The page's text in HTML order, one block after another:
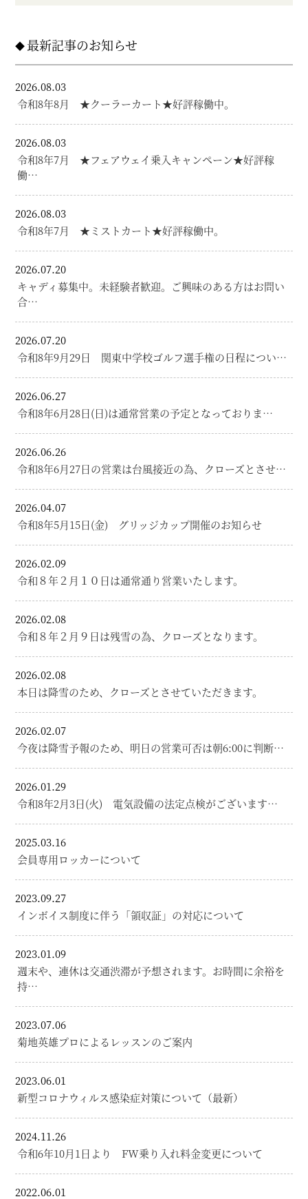
最新記事のお知らせ
2026.08.03
令和8年8月 ★クーラーカート★好評稼働中。
2026.08.03
令和8年7月 ★フェアウェイ乗入キャンペーン★好評稼
働…
2026.08.03
令和8年7月 ★ミストカート★好評稼働中。
2026.07.20
キャディ募集中。未経験者歓迎。ご興味のある方はお問い
合…
2026.07.20
令和8年9月29日 関東中学校ゴルフ選手権の日程につい…
2026.06.27
令和8年6月28日(日)は通常営業の予定となっておりま…
2026.06.26
令和8年6月27日の営業は台風接近の為、クローズとさせ…
2026.04.07
令和8年5月15日(金) グリッジカップ開催のお知らせ
2026.02.09
令和８年２月１０日は通常通り営業いたします。
2026.02.08
令和８年２月９日は残雪の為、クローズとなります。
2026.02.08
本日は降雪のため、クローズとさせていただきます。
2026.02.07
今夜は降雪予報のため、明日の営業可否は朝6:00に判断…
2026.01.29
令和8年2月3日(火) 電気設備の法定点検がございます…
2025.03.16
会員専用ロッカーについて
2023.09.27
インボイス制度に伴う「領収証」の対応について
2023.01.09
週末や、連休は交通渋滞が予想されます。お時間に余裕を
持…
2023.07.06
菊地英雄プロによるレッスンのご案内
2023.06.01
新型コロナウィルス感染症対策について（最新）
2024.11.26
令和6年10月1日より FW乗り入れ料金変更について
2022.06.01